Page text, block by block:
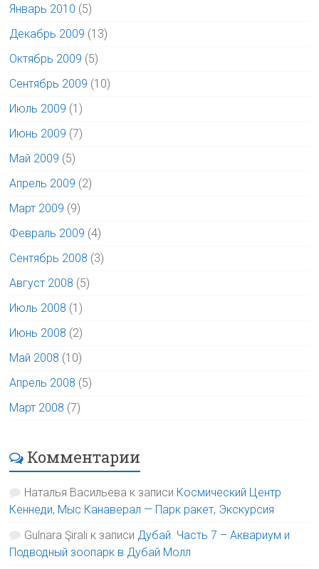
Январь 2010 (5)
Декабрь 2009 (13)
Октябрь 2009 (5)
Сентябрь 2009 (10)
Июль 2009 (1)
Июнь 2009 (7)
Май 2009 (5)
Апрель 2009 (2)
Март 2009 (9)
Февраль 2009 (4)
Сентябрь 2008 (3)
Август 2008 (5)
Июль 2008 (1)
Июнь 2008 (2)
Май 2008 (10)
Апрель 2008 (5)
Март 2008 (7)
Комментарии
Наталья Васильева к записи Космический Центр
Кеннеди, Мыс Канаверал — Парк ракет, Экскурсия
Gulnara Şirali к записи Дубай. Часть 7 – Аквариум и
Подводный зоопарк в Дубай Молл